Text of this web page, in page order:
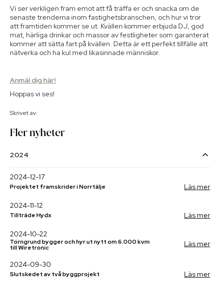
Vi ser verkligen fram emot att få träffa er och snacka om de
senaste trenderna inom fastighetsbranschen, och hur vi tror
att framtiden kommer se ut. Kvällen kommer erbjuda DJ, god
mat, härliga drinkar och massor av festligheter som garanterat
kommer att sätta fart på kvällen. Detta är ett perfekt tillfälle att
nätverka och ha kul med likasinnade människor.
Anmäl dig här!
Hoppas vi ses!
Skrivet av:
Fler nyheter
2024
2024-12-17
Projektet framskrider i Norrtälje Läs mer
2024-11-12
Tillträde Hydx Läs mer
2024-10-22
Torngrund bygger och hyr ut nytt om 6.000 kvm
till Wiretronic Läs mer
2024-09-30
Slutskedet av två byggprojekt Läs mer